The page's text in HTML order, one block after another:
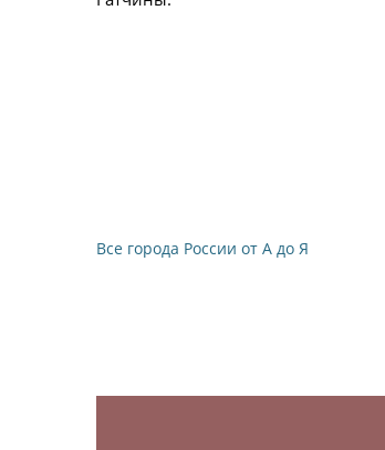
Все города России от А до Я